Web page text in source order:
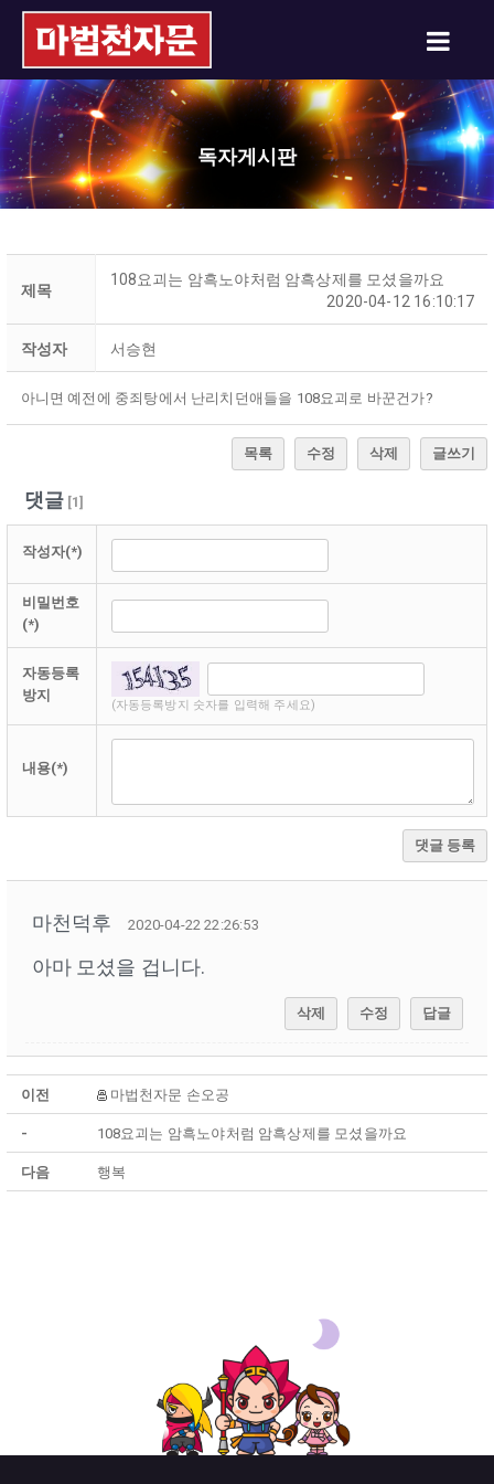
독자게시판
제목
108요괴는 암흑노야처럼 암흑상제를 모셨을까요
2020-04-12 16:10:17
작성자 서승현
아니면 예전에 중죄탕에서 난리치던애들을 108요괴로 바꾼건가?
목록 수정 삭제 글쓰기
댓글[1]
작성자(*)
비밀번호
(*)
자동등록
방지
(자동등록방지 숫자를 입력해 주세요)
내용(*)
댓글 등록
마천덕후 2020-04-22 22:26:53
아마 모셨을 겁니다.
삭제 수정 답글
이전 마법천자문 손오공
- 108요괴는 암흑노야처럼 암흑상제를 모셨을까요
다음 행복